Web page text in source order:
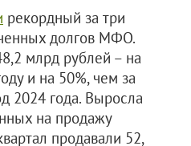
рекордный за три
долгов МФО.
млрд рублей – на
и на 50%, чем за
2024 года. Выросла
на продажу
продавали 52,